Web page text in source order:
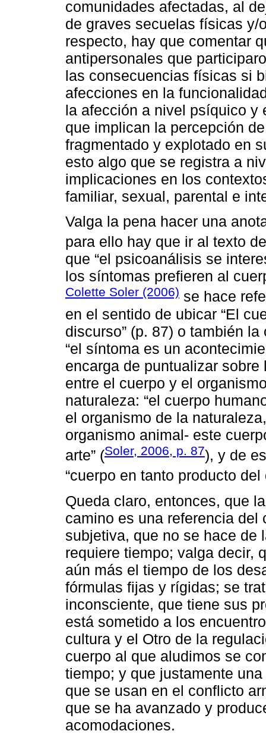
comunidades afectadas, al
de graves secuelas físicas y/
respecto, hay que comentar
antipersonales que
las consecuencias físicas si
afecciones en la
la afección a nivel psíquico y
que implican la percepción
fragmentado y explotado en
esto algo que se registra a
implicaciones en los
familiar, sexual, parental e
Valga la pena hacer una
para ello hay que ir al texto
que “el psicoanálisis se
los síntomas prefieren al
Colette Soler (2006) se hace
en el sentido de ubicar “El
discurso” (p. 87) o también
“el síntoma es un
encarga de puntualizar
entre el cuerpo y el
naturaleza: “el cuerpo
el organismo de la
organismo animal- este
arte” (Soler, 2006, p. 87), y de
“cuerpo en tanto producto del
Queda claro, entonces, que
camino es una referencia
subjetiva, que no se hace de
requiere tiempo; valga decir,
aún más el tiempo de los
fórmulas fijas y rígidas; se
inconsciente, que tiene sus
está sometido a los
cultura y el Otro de la
cuerpo al que aludimos se
tiempo; y que justamente
que se usan en el conflicto
que se ha avanzado y
acomodaciones.